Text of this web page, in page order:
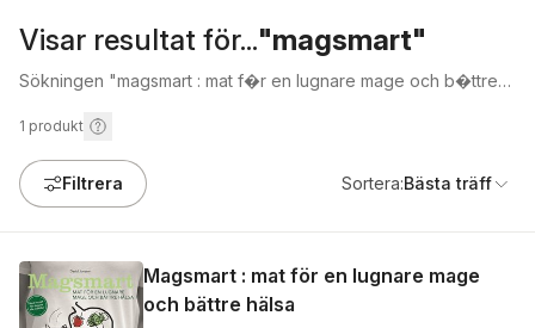
Visar resultat för..."magsmart"
Sökningen "magsmart : mat f�r en lugnare mage och b�ttre
1 produkt
Filtrera Sortera:Bästa träff
Magsmart : mat för en lugnare mage
och bättre hälsa